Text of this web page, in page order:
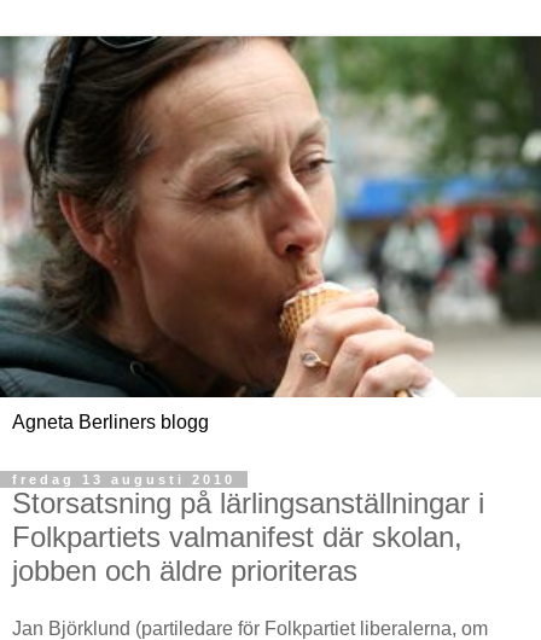
Agneta Berliners blogg
fredag 13 augusti 2010
Storsatsning på lärlingsanställningar i
Folkpartiets valmanifest där skolan,
jobben och äldre prioriteras
Jan Björklund (partiledare för Folkpartiet liberalerna, om